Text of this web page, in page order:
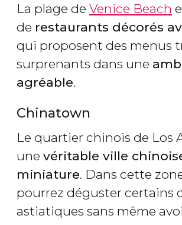
La plage de Venice Beach
de restaurants décorés
qui proposent des menus
surprenants dans une
agréable.
Chinatown
Le quartier chinois de Los
une véritable ville
miniature. Dans cette
pourrez déguster certains
astiatiques sans même